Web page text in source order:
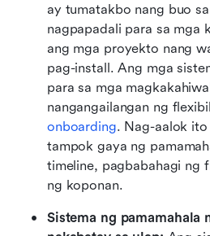
ay tumatakbo nang buo
nagpapadali para sa mga
ang mga proyekto nang
pag-install. Ang mga
para sa mga
nangangailangan ng
onboarding. Nag-aalok
tampok gaya ng
timeline, pagbabahagi ng
ng koponan.
Sistema ng pamamahala